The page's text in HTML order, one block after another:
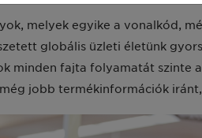
melyek egyike a vonalkód,
globális üzleti életünk
minden fajta folyamatát szinte
jobb termékinformációk